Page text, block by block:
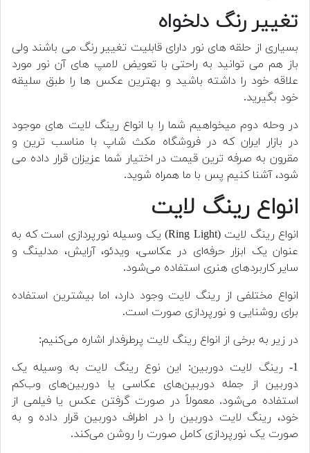
تغییر رنگ دلخواه
بسیاری از حلقه های نور دارای قابلیت تغییر رنگ می باشند ولی
باز هم می توانید به راحتی با تعویض لامپ های آن نور مورد
علاقه خود را داشته باشید و بهترین عکس ها را طبق سلیقه
خود بگیرید.
در وحله دوم میخواهیم شما را با انواع رینگ لایت های موجود
در بازار ایران که درفروشگاه مکث شاپ با مناسب ترین و
مقرون به صرفه ترین قیمت در اختیار شما عزیزان قرار داده می
شود، آشنا کنیم پس با ما همراه شوید.
انواع رینگ لایت
انواع رینگ لایت (Ring Light) یک وسیله نورپردازی است که به
عنوان یک ابزار حرفه‌ای در عکاسی، ویدئو، آرایش، مدلینگ و
سایر کاربردهای هنری استفاده می‌شود.
انواع مختلفی از رینگ لایت وجود دارد، اما بیشترین استفاده
برای روشنایی و نورپردازی صورت است.
در زیر به برخی از انواع رینگ لایت پرطرفدار اشاره می‌کنیم:
1- رینگ لایت دوربین: این نوع رینگ لایت به وسیله یک
دوربین از جمله دوربین‌های عکاسی یا دوربین‌های وب‌کم
استفاده می‌شود. معمولاً در صورت گرفتن عکس یا فیلمی از
خود، رینگ لایت دوربین را در اطراف دوربین قرار داده و به
صورت یک نورپردازی کامل صورت را روشن می‌کند.